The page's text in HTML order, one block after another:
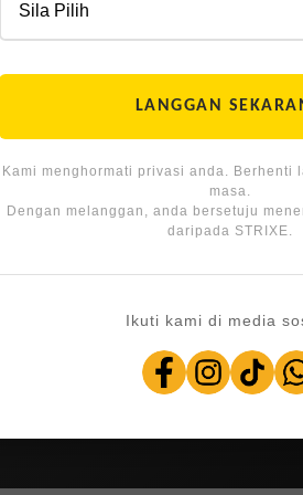
LANGGAN
Kami menghormati privasi anda. Berhenti
masa.
Dengan melanggan, anda bersetuju
daripada STRIXE.
Ikuti kami di media